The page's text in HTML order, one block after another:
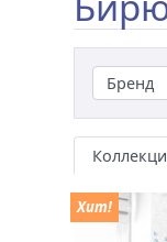
Хит!